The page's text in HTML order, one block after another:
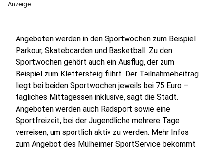
Anzeige
Angeboten werden in den Sportwochen zum Beispiel
Parkour, Skateboarden und Basketball. Zu den
Sportwochen gehört auch ein Ausflug, der zum
Beispiel zum Klettersteig führt. Der Teilnahmebeitrag
liegt bei beiden Sportwochen jeweils bei 75 Euro –
tägliches Mittagessen inklusive, sagt die Stadt.
Angeboten werden auch Radsport sowie eine
Sportfreizeit, bei der Jugendliche mehrere Tage
verreisen, um sportlich aktiv zu werden. Mehr Infos
zum Angebot des Mülheimer SportService bekommt